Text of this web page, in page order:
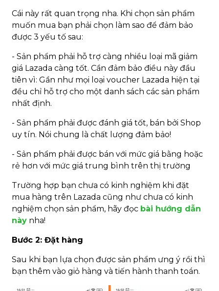
Cái này rất quan trọng nha. Khi chọn sản phẩm
muốn mua bạn phải chọn làm sao để đảm bảo
được 3 yếu tố sau:
- Sản phẩm phải hỗ trợ càng nhiều loại mã giảm
giá Lazada càng tốt. Cần đảm bảo điều này đầu
tiên vì: Gần như mọi loại voucher Lazada hiện tại
đều chỉ hỗ trợ cho một danh sách các sản phẩm
nhất định.
- Sản phẩm phải được đánh giá tốt, bán bởi Shop
uy tín. Nói chung là chất lượng đảm bảo!
- Sản phẩm phải được bán với mức giá bằng hoặc
rẻ hơn với mức giá trung bình trên thị trường
Trường hợp bạn chưa có kinh nghiệm khi đặt
mua hàng trên Lazada cũng như chưa có kinh
nghiệm chọn sản phẩm, hãy đọc bài hướng dẫn
này nha!
Bước 2: Đặt hàng
Sau khi bạn lựa chọn được sản phẩm ưng ý rồi thì
bạn thêm vào giỏ hàng và tiến hành thanh toán.